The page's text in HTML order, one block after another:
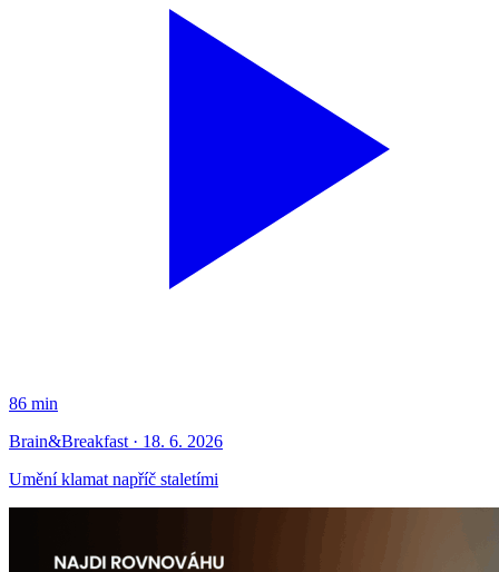
86 min
Brain&Breakfast · 18. 6. 2026
Umění klamat napříč staletími